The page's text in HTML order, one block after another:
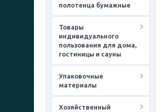
полотенца бумажные
Товары
индивидуального
пользования для дома,
гостиницы и сауны
Упаковочные
материалы
Хозяйственный